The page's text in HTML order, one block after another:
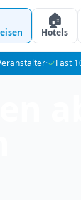
🏠
Hotels
·✓Fast